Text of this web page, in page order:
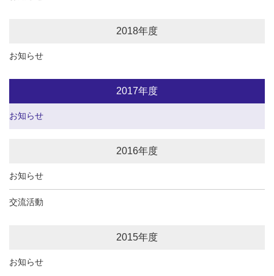
2018年度
お知らせ
2017年度
お知らせ
2016年度
お知らせ
交流活動
2015年度
お知らせ